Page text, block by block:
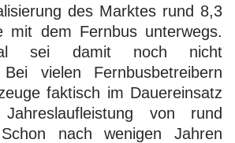
des Marktes rund 8,3
mit dem Fernbus unterwegs.
sei damit noch nicht
vielen Fernbusbetreibern
faktisch im Dauereinsatz
von rund
nach wenigen Jahren